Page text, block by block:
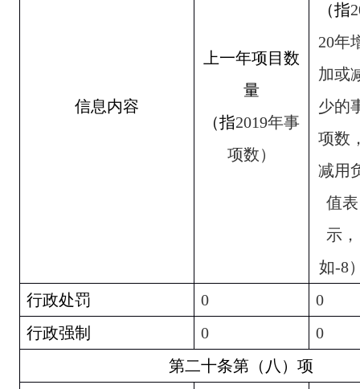
信息内容
上一年项目数
量
（指2019年事
项数）
（指
20年
加或
少的
项数
减用
值表
示，
如-8
行政处罚
0
0
行政强制
0
0
第二十条第（八）项